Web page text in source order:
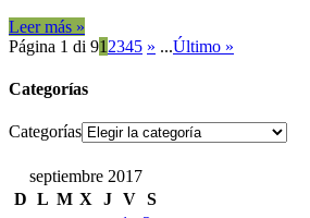
Leer más »
Página 1 di 91 2345 » ...Último »
Categorías
Categorías
septiembre 2017
D L M X J V S